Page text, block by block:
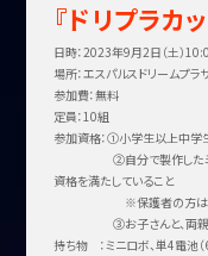
『ドリプラカ
日時：2023年9月2日（土）
場所：エスパルスドリームプラ
参加費：無料
定員：10組
参加資格：①小学生以上中
②自分で製作したミニロ
資格を満たしていること
※保護者の方はレンタ
③お子さんと、両親のど
持ち物 ：ミニロボ、単4電池（